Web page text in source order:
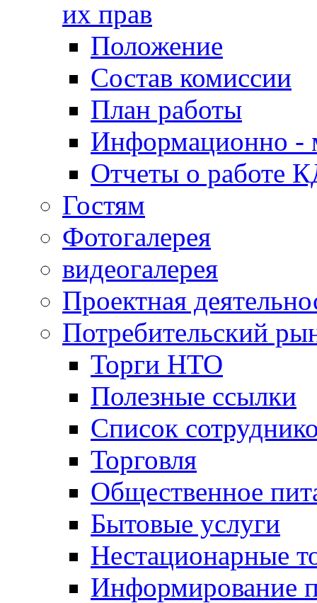
их прав
Положение
Состав комиссии
План работы
Информационно -
Отчеты о работе
Гостям
Фотогалерея
видеогалерея
Проектная
Потребительский
Торги НТО
Полезные ссылки
Список
Торговля
Общественное
Бытовые услуги
Нестационарные
Информирование